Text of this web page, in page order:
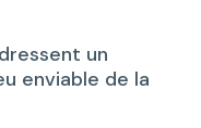
un
enviable de la